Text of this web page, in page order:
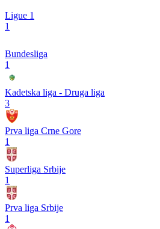
Ligue 1
1
Bundesliga
1
Kadetska liga - Druga liga
3
Prva liga Crne Gore
1
Superliga Srbije
1
Prva liga Srbije
1